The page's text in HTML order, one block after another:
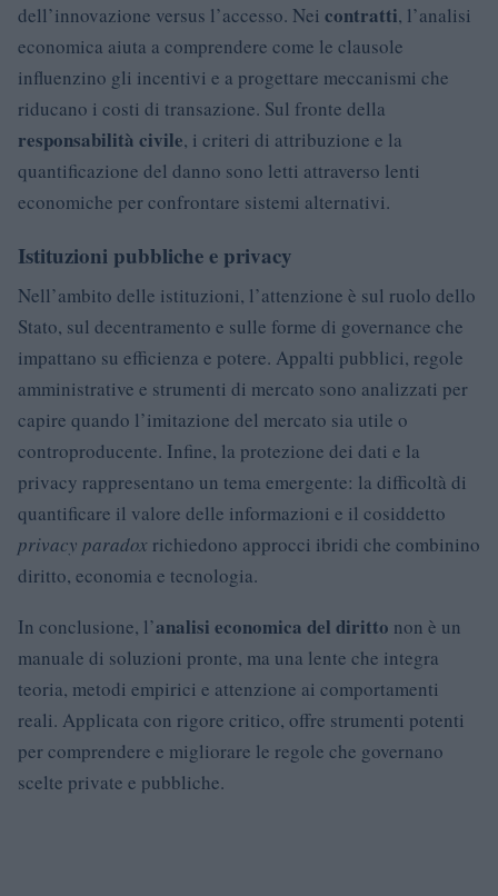
dell’innovazione versus l’accesso. Nei contratti, l’analisi
economica aiuta a comprendere come le clausole
influenzino gli incentivi e a progettare meccanismi che
riducano i costi di transazione. Sul fronte della
responsabilità civile, i criteri di attribuzione e la
quantificazione del danno sono letti attraverso lenti
economiche per confrontare sistemi alternativi.
Istituzioni pubbliche e privacy
Nell’ambito delle istituzioni, l’attenzione è sul ruolo dello
Stato, sul decentramento e sulle forme di governance che
impattano su efficienza e potere. Appalti pubblici, regole
amministrative e strumenti di mercato sono analizzati per
capire quando l’imitazione del mercato sia utile o
controproducente. Infine, la protezione dei dati e la
privacy rappresentano un tema emergente: la difficoltà di
quantificare il valore delle informazioni e il cosiddetto
privacy paradox richiedono approcci ibridi che combinino
diritto, economia e tecnologia.
In conclusione, l’analisi economica del diritto non è un
manuale di soluzioni pronte, ma una lente che integra
teoria, metodi empirici e attenzione ai comportamenti
reali. Applicata con rigore critico, offre strumenti potenti
per comprendere e migliorare le regole che governano
scelte private e pubbliche.